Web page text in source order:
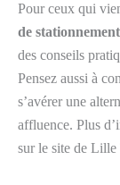
Pour ceux qui
de stationnement
des conseils
Pensez aussi à
s’avérer une
affluence. Plus
sur le site de Lille